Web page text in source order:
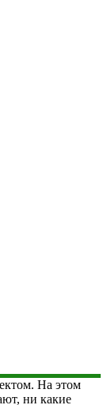
На этом
ни какие